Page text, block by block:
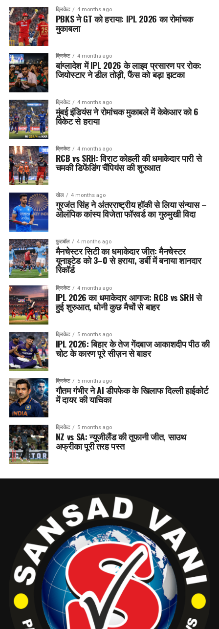
क्रिकेट 4 months ago
PBKS ने GT को हराया: IPL 2026 का रोमांचक
मुकाबला
क्रिकेट 4 months ago
बांग्लादेश में IPL 2026 के लाइव प्रसारण पर रोक:
जियोस्टार ने डील तोड़ी, फैंस को बड़ा झटका
क्रिकेट 4 months ago
मुंबई इंडियंस ने रोमांचक मुकाबले में केकेआर को 6
विकेट से हराया
क्रिकेट 4 months ago
RCB vs SRH: विराट कोहली की धमाकेदार पारी से
चमकी डिफेंडिंग चैंपियंस की शुरुआत
खेल 4 months ago
गुरजंत सिंह ने अंतरराष्ट्रीय हॉकी से लिया संन्यास –
ओलंपिक कांस्य विजेता फॉरवर्ड का गुरुमुखी विदा
फुटबॉल 4 months ago
मैनचेस्टर सिटी का धमाकेदार जीत: मैनचेस्टर
यूनाइटेड को 3–0 से हराया, डर्बी में बनाया शानदार
रिकॉर्ड
क्रिकेट 4 months ago
IPL 2026 का धमाकेदार आगाज: RCB vs SRH से
हुई शुरुआत, धोनी कुछ मैचों से बाहर
क्रिकेट 5 months ago
IPL 2026: बिहार के तेज गेंदबाज आकाशदीप पीठ की
चोट के कारण पूरे सीज़न से बाहर
क्रिकेट 5 months ago
गौतम गंभीर ने AI डीपफेक के खिलाफ दिल्ली हाईकोर्ट
में दायर की याचिका
क्रिकेट 5 months ago
NZ vs SA: न्यूजीलैंड की तूफानी जीत, साउथ
अफ्रीका पूरी तरह पस्त